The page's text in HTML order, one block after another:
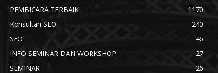
PEMBICARA TERBAIK
1170
Konsultan SEO
240
SEO
46
INFO SEMINAR DAN WORKSHOP
27
SEMINAR
26